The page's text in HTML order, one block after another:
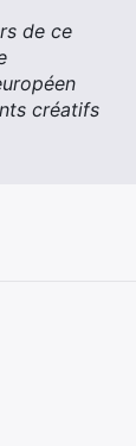
de ce
créatifs